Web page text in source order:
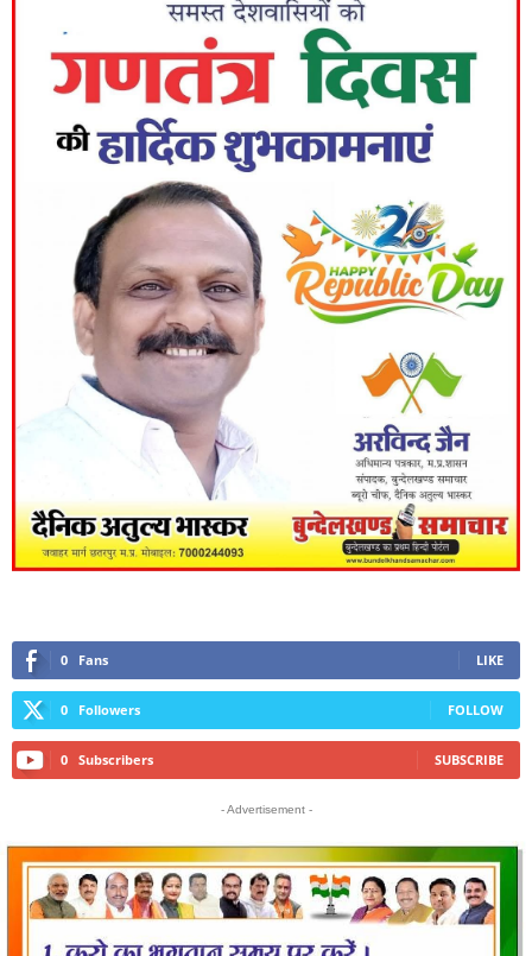
0 Fans LIKE
0 Followers FOLLOW
0 Subscribers SUBSCRIBE
- Advertisement -